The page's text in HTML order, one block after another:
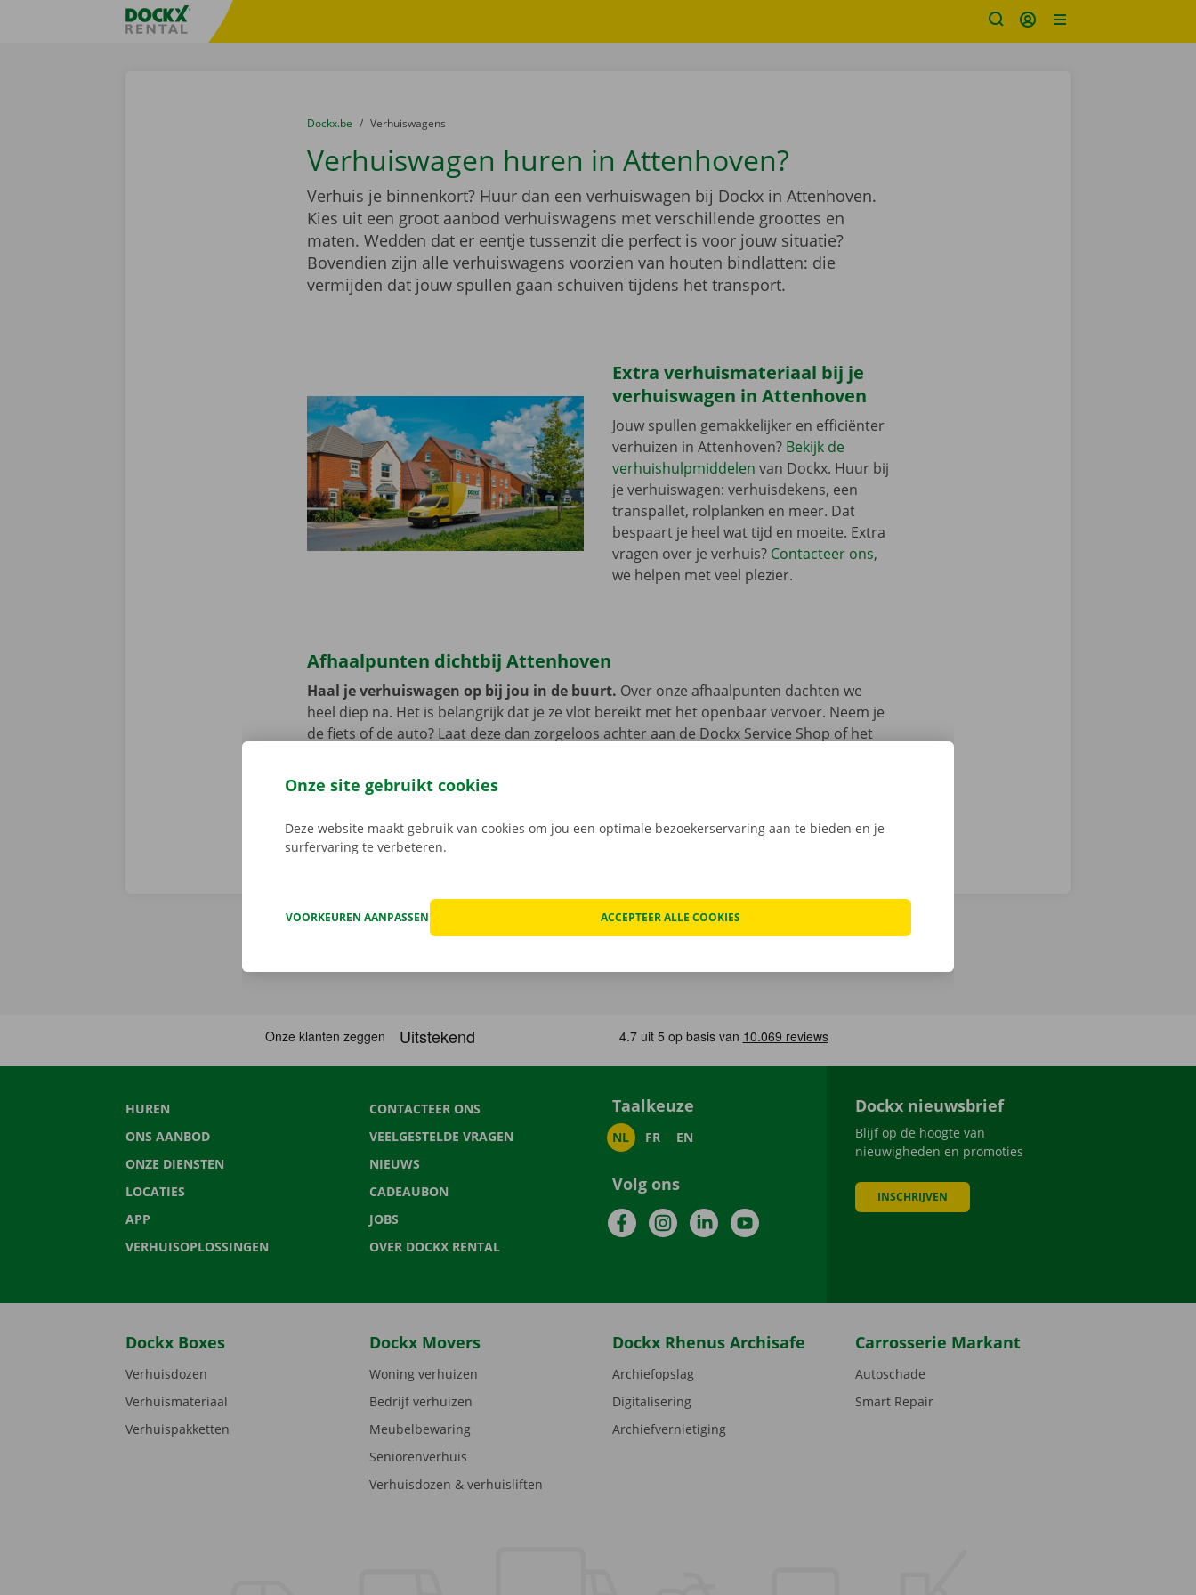
Taalselectie overslaanFratello DEMO
U bevindt zich hier:
van
Dockx.be naar
Verhuiswagens
Verhuiswagen huren in Attenhoven?
Verhuis je binnenkort? Huur dan een verhuiswagen bij Dockx in Attenhoven.
Kies uit een groot aanbod verhuiswagens met verschillende groottes en
maten. Wedden dat er eentje tussenzit die perfect is voor jouw situatie?
Bovendien zijn alle verhuiswagens voorzien van houten bindlatten: die
vermijden dat jouw spullen gaan schuiven tijdens het transport.
Extra verhuismateriaal bij je
verhuiswagen in Attenhoven
Jouw spullen gemakkelijker en efficiënter
verhuizen in Attenhoven? Bekijk de
verhuishulpmiddelen van Dockx. Huur bij
je verhuiswagen: verhuisdekens, een
transpallet, rolplanken en meer. Dat
bespaart je heel wat tijd en moeite. Extra
vragen over je verhuis? Contacteer ons,
we helpen met veel plezier.
Afhaalpunten dichtbij Attenhoven
Haal je verhuiswagen op bij jou in de buurt. Over onze afhaalpunten dachten we
heel diep na. Het is belangrijk dat je ze vlot bereikt met het openbaar vervoer. Neem je
de fiets of de auto? Laat deze dan zorgeloos achter aan de Dockx Service Shop of het
HUREN
ONS AANBOD
ONZE DIENSTEN
LOCATIES
APP
VERHUISOPLOSSINGEN
CONTACTEER ONS
VEELGESTELDE VRAGEN
NIEUWS
CADEAUBON
JOBS
OVER DOCKX RENTAL
Taalkeuze
NL FR EN
Volg ons
FacebookInstagramLinkedInYouTube
Dockx nieuwsbrief
Blijf op de hoogte van
nieuwigheden en promoties
INSCHRIJVEN
Dockx Boxes
Verhuisdozen
Verhuismateriaal
Verhuispakketten
Dockx Movers
Woning verhuizen
Bedrijf verhuizen
Meubelbewaring
Seniorenverhuis
Verhuisdozen & verhuisliften
Dockx Rhenus Archisafe
Archiefopslag
Digitalisering
Archiefvernietiging
Carrosserie Markant
Autoschade
Smart Repair
Onze site gebruikt cookies
Deze website maakt gebruik van cookies om jou een optimale bezoekerservaring aan te bieden en je
surfervaring te verbeteren.
VOORKEUREN AANPASSEN ACCEPTEER ALLE COOKIES